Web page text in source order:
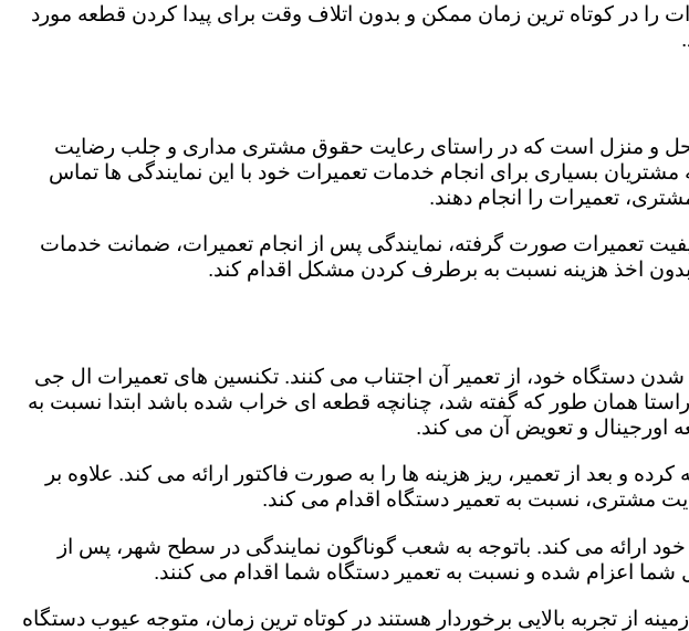
را در کوتاه ترین زمان ممکن و بدون اتلاف وقت برای پیدا کردن قطعه مورد
محل و منزل است که در راستای رعایت حقوق مشتری مداری و جلب رضایت
بسیاری برای انجام خدمات تعمیرات خود با این نمایندگی ها تماس
تعمیرات را انجام دهند.
تعمیرات صورت گرفته، نمایندگی پس از انجام تعمیرات، ضمانت خدمات
اخذ هزینه نسبت به برطرف کردن مشکل اقدام کند.
دستگاه خود، از تعمیر آن اجتناب می کنند. تکنسین های تعمیرات ال جی
راستا همان طور که گفته شد، چنانچه قطعه ای خراب شده باشد ابتدا نسبت به
اورجینال و تعویض آن می کند.
بعد از تعمیر، ریز هزینه ها را به صورت فاکتور ارائه می کند. علاوه بر
مشتری، نسبت به تعمیر دستگاه اقدام می کند.
ارائه می کند. باتوجه به شعب گوناگون نمایندگی در سطح شهر، پس از
اعزام شده و نسبت به تعمیر دستگاه شما اقدام می کنند.
از تجربه بالایی برخوردار هستند در کوتاه ترین زمان، متوجه عیوب دستگاه